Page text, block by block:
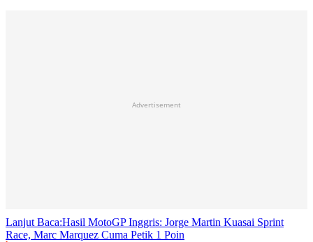
Advertisement
Lanjut Baca:Hasil MotoGP Inggris: Jorge Martin Kuasai Sprint
Race, Marc Marquez Cuma Petik 1 Poin